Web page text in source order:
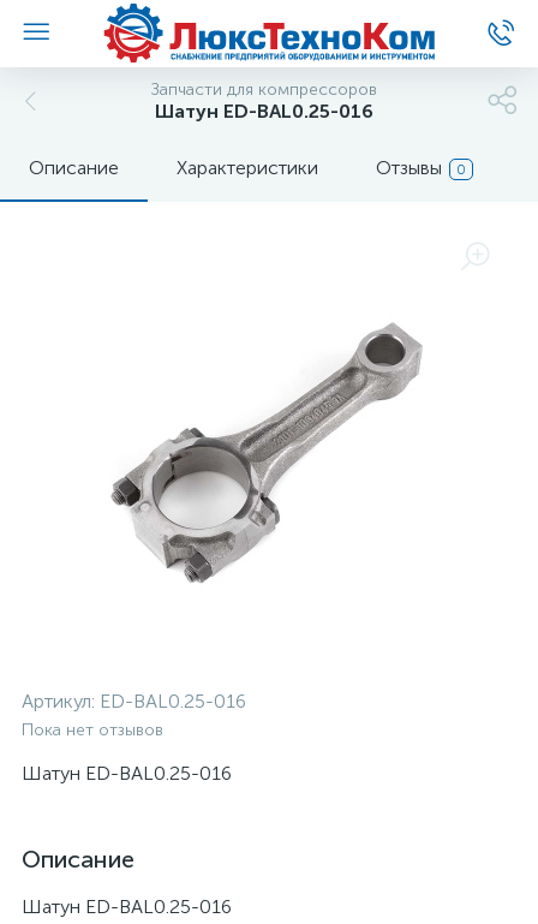
Запчасти для компрессоров
Шатун ED-BAL0.25-016
Описание Характеристики Отзывы 0
Артикул: ED-BAL0.25-016
Пока нет отзывов
Шатун ED-BAL0.25-016
Описание
Шатун ED-BAL0.25-016